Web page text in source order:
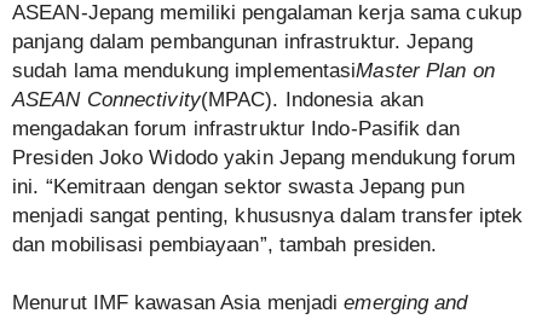
ASEAN-Jepang memiliki pengalaman kerja sama cukup
panjang dalam pembangunan infrastruktur. Jepang
sudah lama mendukung implementasiMaster Plan on
ASEAN Connectivity(MPAC). Indonesia akan
mengadakan forum infrastruktur Indo-Pasifik dan
Presiden Joko Widodo yakin Jepang mendukung forum
ini. “Kemitraan dengan sektor swasta Jepang pun
menjadi sangat penting, khususnya dalam transfer iptek
dan mobilisasi pembiayaan”, tambah presiden.
Menurut IMF kawasan Asia menjadi emerging and